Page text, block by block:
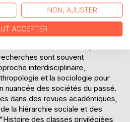
civilisations anciennes. Bien que
soient disponibles, ses
sont notables pour leur
De Givodan a étudié l'histoire à
sont souvent
interdisciplinaire,
et la sociologie pour
nuancée des sociétés du passé.
dans des revues académiques,
la hiérarchie sociale et des
des classes privilégiées
NON, AJUSTER
ACCEPTER